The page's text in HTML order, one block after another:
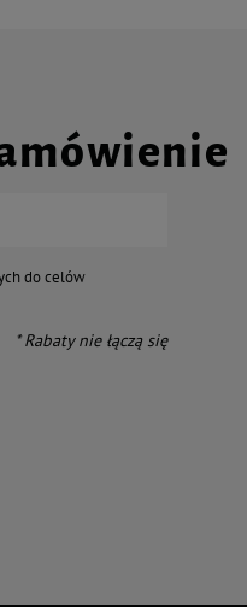
do celów
* Rabaty nie łączą się